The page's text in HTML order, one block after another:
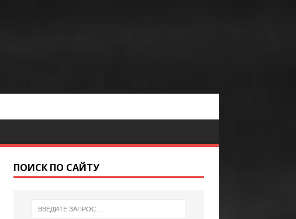
ПОИСК ПО САЙТУ